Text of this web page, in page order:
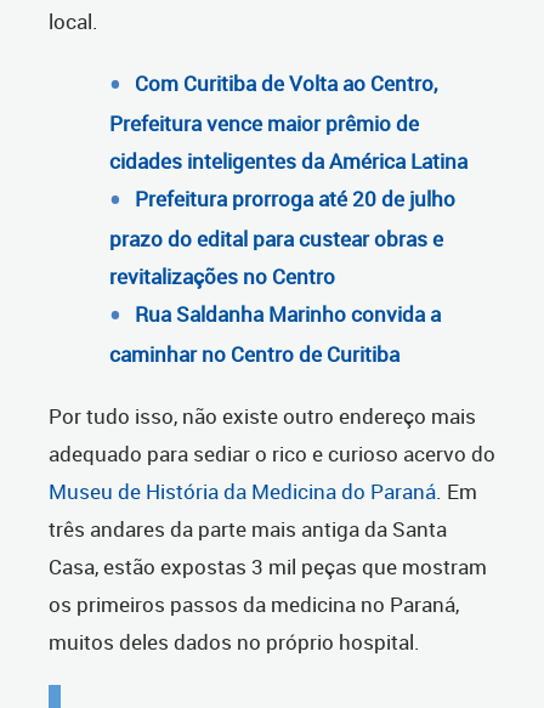
local.
Com Curitiba de Volta ao Centro,
Prefeitura vence maior prêmio de
cidades inteligentes da América Latina
Prefeitura prorroga até 20 de julho
prazo do edital para custear obras e
revitalizações no Centro
Rua Saldanha Marinho convida a
caminhar no Centro de Curitiba
Por tudo isso, não existe outro endereço mais
adequado para sediar o rico e curioso acervo do
Museu de História da Medicina do Paraná. Em
três andares da parte mais antiga da Santa
Casa, estão expostas 3 mil peças que mostram
os primeiros passos da medicina no Paraná,
muitos deles dados no próprio hospital.